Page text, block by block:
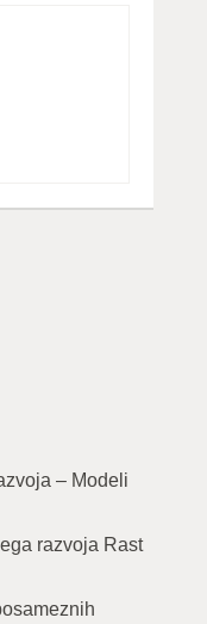
– Modeli
razvoja Rast